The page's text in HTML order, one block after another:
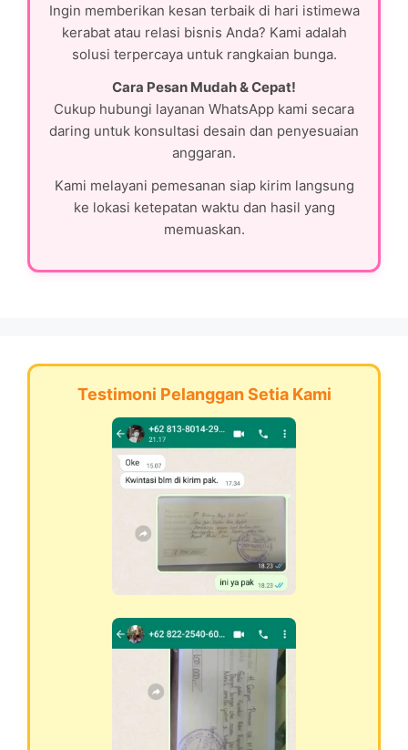
Ingin memberikan kesan terbaik di hari istimewa
kerabat atau relasi bisnis Anda? Kami adalah
solusi terpercaya untuk rangkaian bunga.
Cara Pesan Mudah & Cepat!
Cukup hubungi layanan WhatsApp kami secara
daring untuk konsultasi desain dan penyesuaian
anggaran.
Kami melayani pemesanan siap kirim langsung
ke lokasi ketepatan waktu dan hasil yang
memuaskan.
Testimoni Pelanggan Setia Kami